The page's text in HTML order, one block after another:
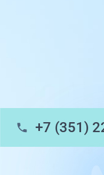
помощь)
Профосмотры,
+7 (351)